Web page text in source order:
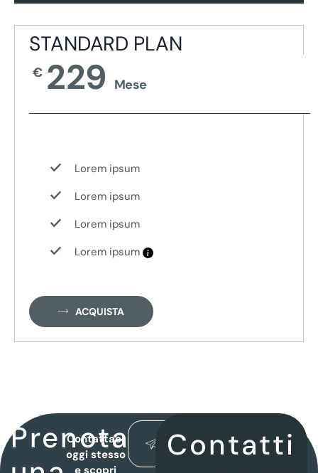
STANDARD PLAN
€ 229 Mese
Lorem ipsum
Lorem ipsum
Lorem ipsum
Lorem ipsum
ACQUISTA
Prenota
Contattaci
oggi stesso
CONTATTACI
ADESSO
Contatti